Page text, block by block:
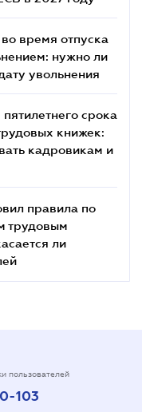
время отпуска
нужно ли
увольнения
срока
книжек:
кадровикам и
правила по
трудовым
ли
пользователей
103